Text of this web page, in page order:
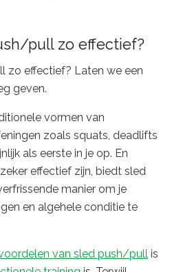
pull zo effectief?
zo effectief? Laten we een
geven.
vormen van
zoals squats, deadlifts
als eerste in je op. En
effectief zijn, biedt sled
manier om je
en algehele conditie te
van sled push/pull is